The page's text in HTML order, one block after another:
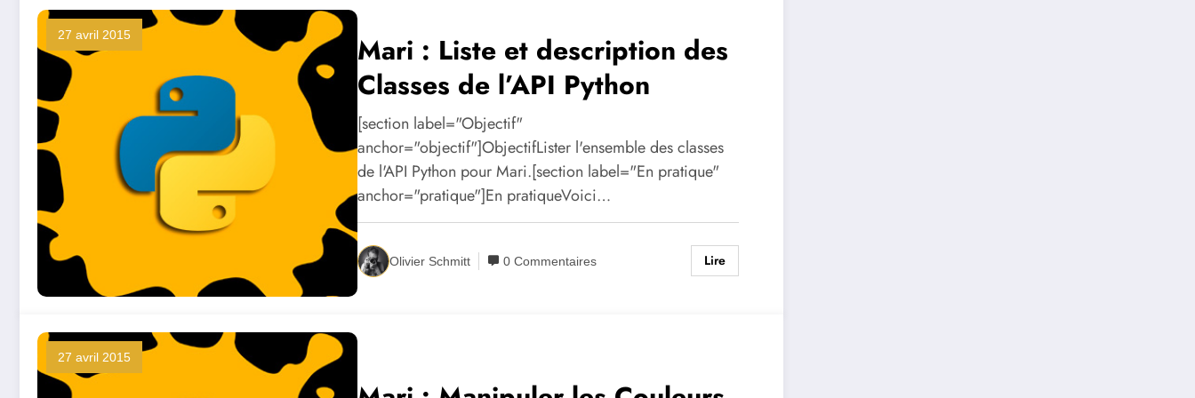
27 avril 2015
Mari : Liste et description des
Classes de l’API Python
[section label="Objectif"
anchor="objectif"]ObjectifLister l'ensemble des classes
de l'API Python pour Mari.[section label="En pratique"
anchor="pratique"]En pratiqueVoici…
Olivier Schmitt 0 Commentaires Lire
27 avril 2015